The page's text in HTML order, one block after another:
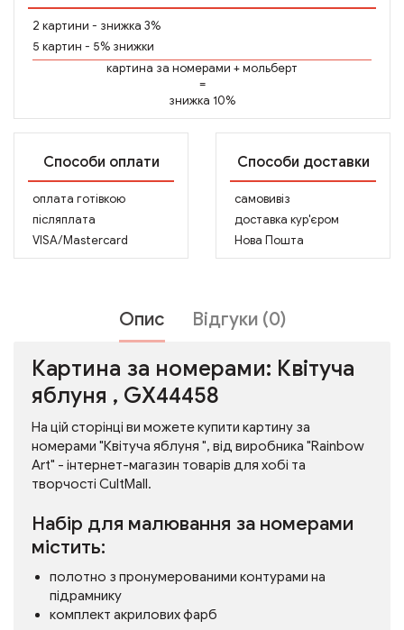
2 картини - знижка 3%
5 картин - 5% знижки
картина за номерами +мольберт
=
знижка 10%
Способи оплати
оплата готівкою
післяплата
VISA/Mastercard
Способи доставки
самовивіз
доставка кур'єром
Нова Пошта
Опис Відгуки (0)
Картина за номерами: Квітуча
яблуня , GX44458
На цій сторінці ви можете купити картину за
номерами "Квітуча яблуня ", від виробника "Rainbow
Art" - інтернет-магазин товарів для хобі та
творчості CultMall.
Набір для малювання за номерами
містить:
полотно з пронумерованими контурами на
підрамнику
комплект акрилових фарб